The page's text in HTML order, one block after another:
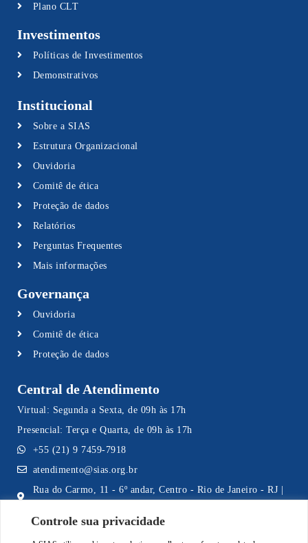
Controle sua privacidade
Plano CLT
Investimentos
Políticas de Investimentos
Demonstrativos
Institucional
Sobre a SIAS
Estrutura Organizacional
Ouvidoria
Comitê de ética
Proteção de dados
Relatórios
Perguntas Frequentes
Mais informações
Governança
Ouvidoria
Comitê de ética
Proteção de dados
Central de Atendimento
Virtual: Segunda a Sexta, de 09h às 17h
Presencial: Terça e Quarta, de 09h às 17h
+55 (21) 9 7459-7918
atendimento@sias.org.br
Rua do Carmo, 11 - 6º andar, Centro - Rio de Janeiro - RJ |